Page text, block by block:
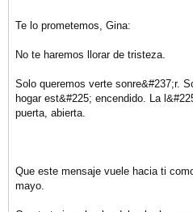
Te lo prometemos, Gina:
No te haremos llorar de tristeza.
Solo queremos verte sonre&#237;r.
hogar est&#225; encendido. La
puerta, abierta.
Que este mensaje vuele hacia ti
mayo.